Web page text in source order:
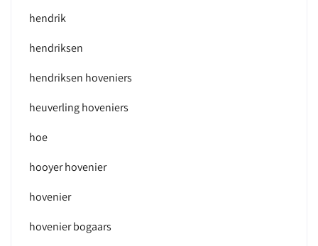
hendrik
hendriksen
hendriksen hoveniers
heuverling hoveniers
hoe
hooyer hovenier
hovenier
hovenier bogaars